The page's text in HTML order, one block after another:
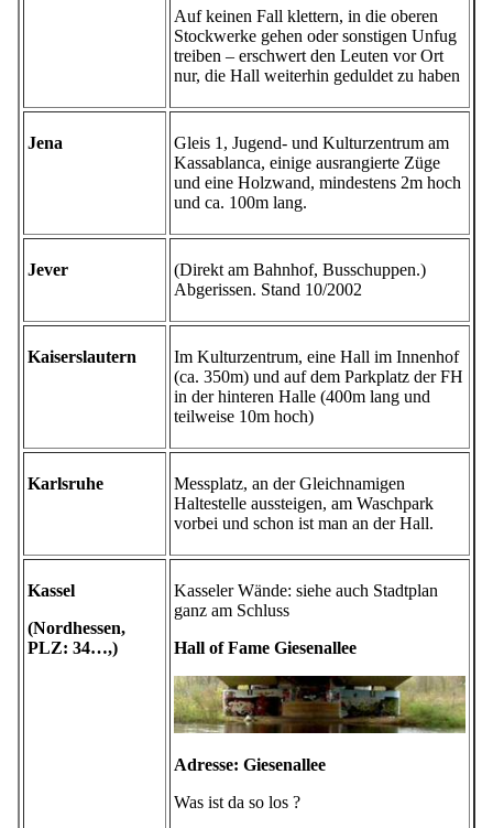
Auf keinen Fall klettern, in die oberen
Stockwerke gehen oder sonstigen Unfug
treiben – erschwert den Leuten vor Ort
nur, die Hall weiterhin geduldet zu haben
Jena
Gleis 1, Jugend- und Kulturzentrum am
Kassablanca, einige ausrangierte Züge
und eine Holzwand, mindestens 2m hoch
und ca. 100m lang.
Jever
(Direkt am Bahnhof, Busschuppen.)
Abgerissen. Stand 10/2002
Kaiserslautern
Im Kulturzentrum, eine Hall im Innenhof
(ca. 350m) und auf dem Parkplatz der FH
in der hinteren Halle (400m lang und
teilweise 10m hoch)
Karlsruhe
Messplatz, an der Gleichnamigen
Haltestelle aussteigen, am Waschpark
vorbei und schon ist man an der Hall.
Kassel
(Nordhessen,
PLZ: 34…,)
Kasseler Wände: siehe auch Stadtplan
ganz am Schluss
Hall of Fame Giesenallee
Adresse: Giesenallee
Was ist da so los ?